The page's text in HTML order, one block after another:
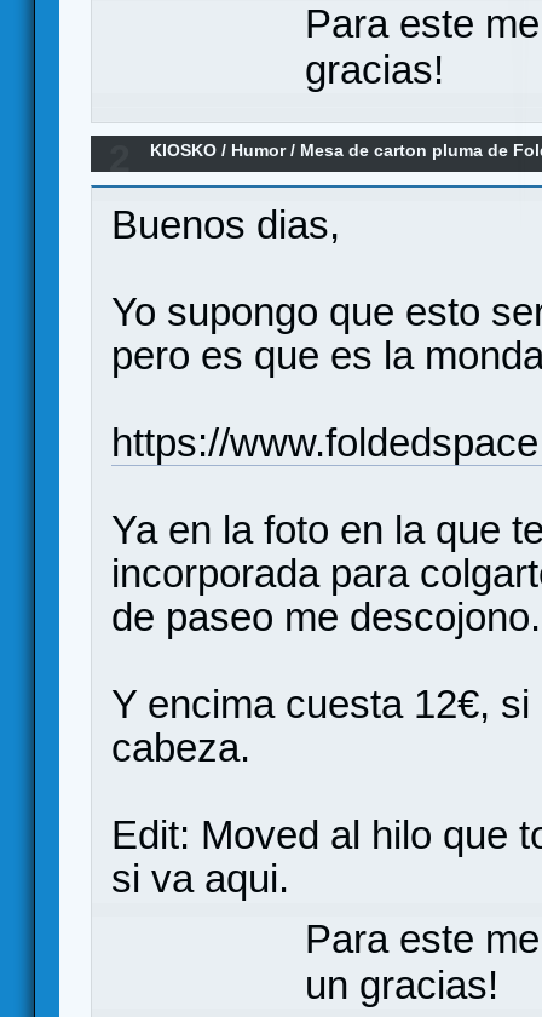
Para este
gracias!
KIOSKO / Humor/ Mesa de carton pluma de
Buenos dias,
Yo supongo que esto
pero es que es la
https://
Ya en la foto en la que
incorporada para
de paseo me descojono.
Y encima cuesta 12€,
cabeza.
Edit: Moved al hilo que
si va aqui.
Para este
un gracias!